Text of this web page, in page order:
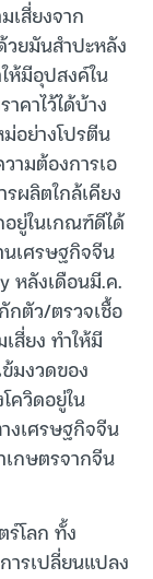
สี่ยงจาก
ยมันสำปะหลัง
ห้มีอุปสงค์ใน
คาไว้ได้บ้าง
อย่างโปรตีน
ามต้องการเอ
ผลิตใกล้เคียง
ยู่ในเกณฑ์ดีได้
เศรษฐกิจจีน
หลังเดือนมี.ค.
ตัว/ตรวจเชื้อ
สี่ยง ทำให้มี
มงวดของ
ควิดอยู่ใน
เศรษฐกิจจีน
กษตรจากจีน
โลก ทั้ง
ารเปลี่ยนแปลง